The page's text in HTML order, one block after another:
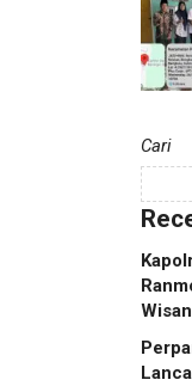
Cari